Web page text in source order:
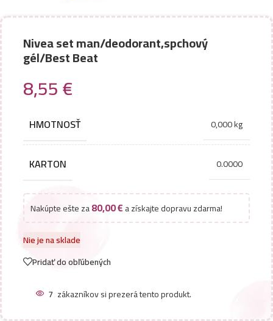
Nivea set man/deodorant,spchový
gél/Best Beat
8,55€
HMOTNOSŤ 0,000 kg
KARTON 0.0000
Nakúpte ešte za80,00€a získajte dopravu zdarma!
Nie je na sklade
Pridať do obľúbených
7 zákazníkov si prezerá tento produkt.